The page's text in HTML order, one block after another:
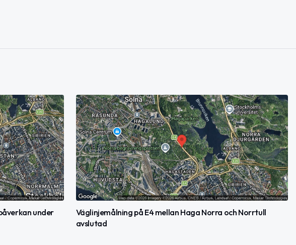
under
Väglinjemålning på E4 mellan Haga Norra och Norrtull
avslutad